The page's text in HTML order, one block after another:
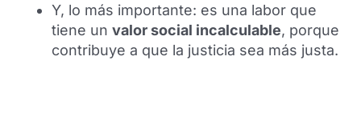
Y, lo más importante: es una labor que
tiene un valor social incalculable, porque
contribuye a que la justicia sea más justa.